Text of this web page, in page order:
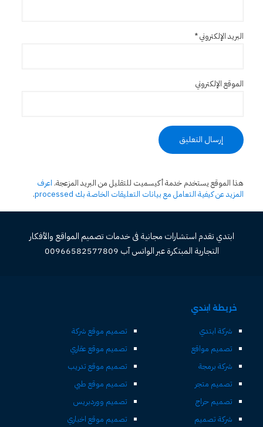
البريد الإلكتروني*
الموقع الإلكتروني
هذا الموقع يستخدم خدمة أكيسميت للتقليل من البريد المزعجة. اعرف
المزيد عن كيفية التعامل مع بيانات التعليقات الخاصة بك processed
.
ابتدي تقدم استشارات مجانية فى خدمات تصميم المواقع والأفكار
التجارية المبتكرة عبر الواتس آب 00966582577809
خريطة ابتدي
شركة ابتدي
تصميم مواقع
شركة برمجة
تصميم متجر
تصميم حراج
شركة تصميم
تصميم موقع شركة
تصميم موقع عقاري
تصميم موقع تدريب
تصميم موقع طبي
تصميم ووردبريس
تصميم موقع اخباري